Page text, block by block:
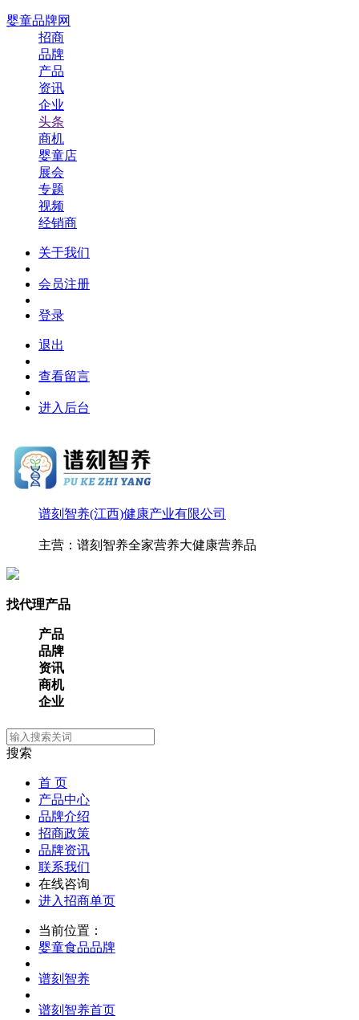
婴童品牌网
招商
品牌
产品
资讯
企业
头条
商机
婴童店
展会
专题
视频
经销商
关于我们
会员注册
登录
退出
查看留言
进入后台
谱刻智养(江西)健康产业有限公司
主营：谱刻智养全家营养大健康营养品
找代理产品
产品
品牌
资讯
商机
企业
搜索
首 页
产品中心
品牌介绍
招商政策
品牌资讯
联系我们
在线咨询
进入招商单页
当前位置：
婴童食品品牌
谱刻智养
谱刻智养首页